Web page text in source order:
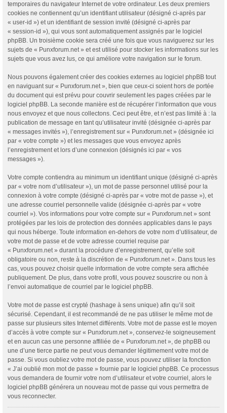
temporaires du navigateur Internet de votre ordinateur. Les deux premiers
cookies ne contiennent qu’un identifiant utilisateur (désigné ci-après par
« user-id ») et un identifiant de session invité (désigné ci-après par
« session-id »), qui vous sont automatiquement assignés par le logiciel
phpBB. Un troisième cookie sera créé une fois que vous naviguerez sur les
sujets de « Punxforum.net » et est utilisé pour stocker les informations sur les
sujets que vous avez lus, ce qui améliore votre navigation sur le forum.
Nous pouvons également créer des cookies externes au logiciel phpBB tout
en naviguant sur « Punxforum.net », bien que ceux-ci soient hors de portée
du document qui est prévu pour couvrir seulement les pages créées par le
logiciel phpBB. La seconde manière est de récupérer l’information que vous
nous envoyez et que nous collectons. Ceci peut être, et n’est pas limité à : la
publication de message en tant qu’utilisateur invité (désignée ci-après par
« messages invités »), l’enregistrement sur « Punxforum.net » (désignée ici
par « votre compte ») et les messages que vous envoyez après
l’enregistrement et lors d’une connexion (désignés ici par « vos
messages »).
Votre compte contiendra au minimum un identifiant unique (désigné ci-après
par « votre nom d’utilisateur »), un mot de passe personnel utilisé pour la
connexion à votre compte (désigné ci-après par « votre mot de passe »), et
une adresse courriel personnelle valide (désignée ci-après par « votre
courriel »). Vos informations pour votre compte sur « Punxforum.net » sont
protégées par les lois de protection des données applicables dans le pays
qui nous héberge. Toute information en-dehors de votre nom d’utilisateur, de
votre mot de passe et de votre adresse courriel requise par
« Punxforum.net » durant la procédure d’enregistrement, qu’elle soit
obligatoire ou non, reste à la discrétion de « Punxforum.net ». Dans tous les
cas, vous pouvez choisir quelle information de votre compte sera affichée
publiquement. De plus, dans votre profil, vous pouvez souscrire ou non à
l’envoi automatique de courriel par le logiciel phpBB.
Votre mot de passe est crypté (hashage à sens unique) afin qu’il soit
sécurisé. Cependant, il est recommandé de ne pas utiliser le même mot de
passe sur plusieurs sites Internet différents. Votre mot de passe est le moyen
d’accès à votre compte sur « Punxforum.net », conservez-le soigneusement
et en aucun cas une personne affiliée de « Punxforum.net », de phpBB ou
une d’une tierce partie ne peut vous demander légitimement votre mot de
passe. Si vous oubliez votre mot de passe, vous pouvez utiliser la fonction
« J’ai oublié mon mot de passe » fournie par le logiciel phpBB. Ce processus
vous demandera de fournir votre nom d’utilisateur et votre courriel, alors le
logiciel phpBB générera un nouveau mot de passe qui vous permettra de
vous reconnecter.